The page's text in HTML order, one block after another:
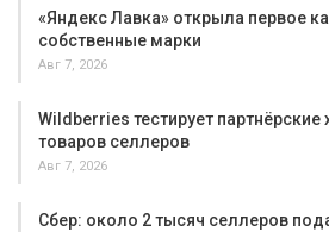
«Яндекс Лавка» открыла первое
собственные марки
Авг 7, 2026
Wildberries тестирует партнёрские
товаров селлеров
Авг 7, 2026
Сбер: около 2 тысяч селлеров